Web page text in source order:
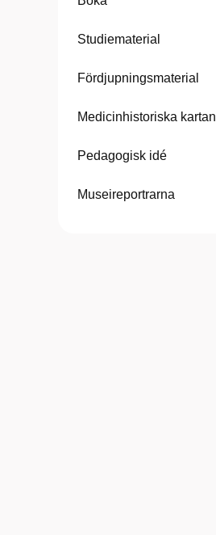
Studiematerial
Fördjupningsmaterial
Medicinhistoriska kartan
Pedagogisk idé
Museireportrarna